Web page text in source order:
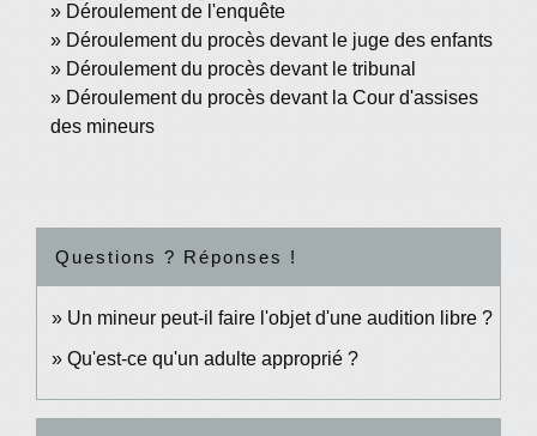
Déroulement de l'enquête
Déroulement du procès devant le juge des enfants
Déroulement du procès devant le tribunal
Déroulement du procès devant la Cour d'assises
des mineurs
Questions ? Réponses !
Un mineur peut-il faire l'objet d'une audition libre ?
Qu'est-ce qu'un adulte approprié ?